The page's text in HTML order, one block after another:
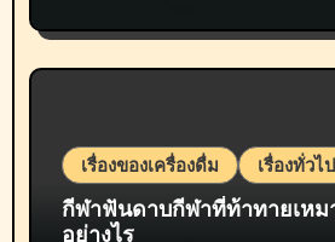
เรื่องของเครื่องดื่ม เรื่องทั่วไป
กีฬาฟันดาบกีฬาที่ท้าทายเหม
อย่างไร